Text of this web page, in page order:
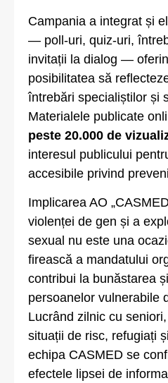
Campania a integrat și
— poll-uri, quiz-uri,
invitații la dialog —
posibilitatea să
întrebări specialiștilor și
Materialele publicate
peste 20.000 de
interesul publicului
accesibile privind
Implicarea AO
violenței de gen și a
sexual nu este una
firească a mandatului
contribui la bunăstarea
persoanelor vulnerabile
Lucrând zilnic cu
situații de risc, refugiați
echipa CASMED se
efectele lipsei de